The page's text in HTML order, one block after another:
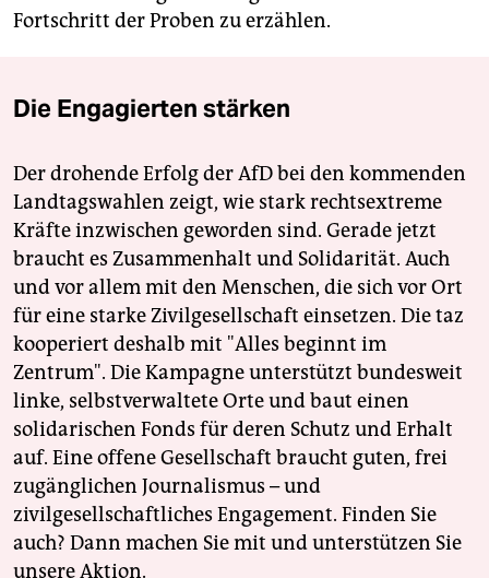
Fortschritt der Proben zu erzählen.
Die Engagierten stärken
Der drohende Erfolg der AfD bei den kommenden
Landtagswahlen zeigt, wie stark rechtsextreme
Kräfte inzwischen geworden sind. Gerade jetzt
braucht es Zusammenhalt und Solidarität. Auch
und vor allem mit den Menschen, die sich vor Ort
für eine starke Zivilgesellschaft einsetzen. Die taz
kooperiert deshalb mit "Alles beginnt im
Zentrum". Die Kampagne unterstützt bundesweit
linke, selbstverwaltete Orte und baut einen
solidarischen Fonds für deren Schutz und Erhalt
auf. Eine offene Gesellschaft braucht guten, frei
zugänglichen Journalismus – und
zivilgesellschaftliches Engagement. Finden Sie
auch? Dann machen Sie mit und unterstützen Sie
unsere Aktion.